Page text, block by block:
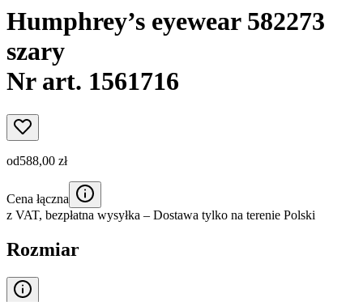
Humphrey’s eyewear 582273
szary
Nr art. 1561716
od588,00 zł
Cena łączna
z VAT, bezpłatna wysyłka – Dostawa tylko na terenie Polski
Rozmiar